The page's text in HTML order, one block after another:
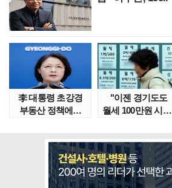
李 대통령 초강경
부동산 정책에…
"이젠 경기도도
월세 100만원 시대"